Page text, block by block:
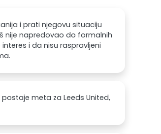
i prati njegovu situaciju
nije napredovao do formalnih
i da nisu raspravljeni
meta za Leeds United,